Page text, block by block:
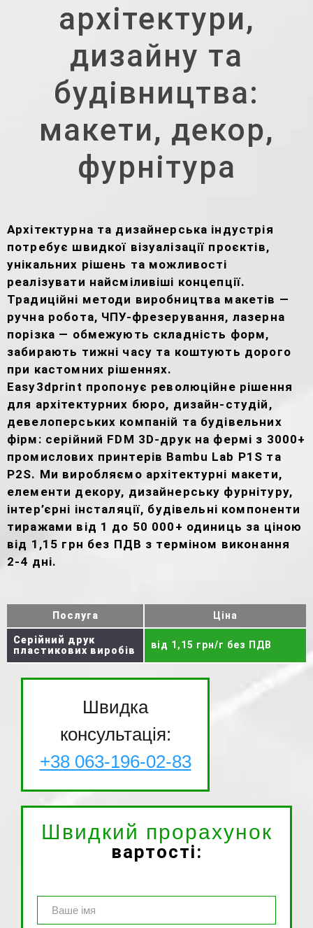
архітектури,
дизайну та
будівництва:
макети, декор,
фурнітура
Архітектурна та дизайнерська індустрія
потребує швидкої візуалізації проєктів,
унікальних рішень та можливості
реалізувати найсміливіші концепції.
Традиційні методи виробництва макетів —
ручна робота, ЧПУ-фрезерування, лазерна
порізка — обмежують складність форм,
забирають тижні часу та коштують дорого
при кастомних рішеннях.
Easy3dprint пропонує революційне рішення
для архітектурних бюро, дизайн-студій,
девелоперських компаній та будівельних
фірм: серійний FDM 3D-друк на фермі з 3000+
промислових принтерів Bambu Lab P1S та
P2S. Ми виробляємо архітектурні макети,
елементи декору, дизайнерську фурнітуру,
інтер’єрні інсталяції, будівельні компоненти
тиражами від 1 до 50 000+ одиниць за ціною
від 1,15 грн без ПДВ з терміном виконання
2-4 дні.
Послуга Ціна
Серійний друк
пластикових виробів
від 1,15 грн/г без ПДВ
Швидка
консультація:
+38 063-196-02-83
Швидкий прорахунок
вартості: